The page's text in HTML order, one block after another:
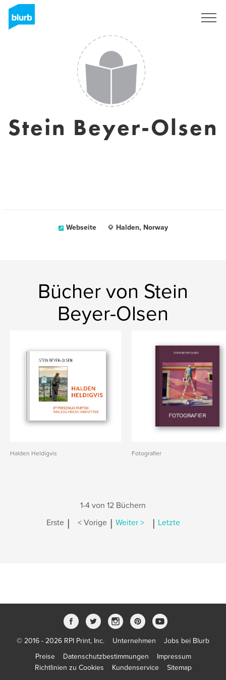
Stein Beyer-Olsen
Webseite Halden, Norway
Bücher von Stein
Beyer-Olsen
Halden Heldigvis Fotografier
1-4 von 12 Büchern
Erste | < Vorige | Weiter > | Letzte
© 2016 - 2026 RPI Print, Inc. Unternehmen
Jobs bei Blurb
Preise
Datenschutzbestimmungen
Impressum
Richtlinien zu Cookies
Kundenservice Sitemap